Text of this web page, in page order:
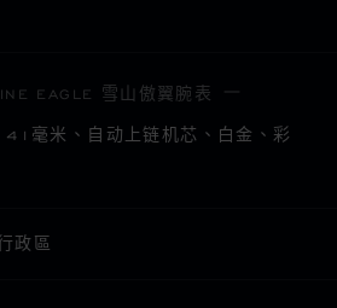
EAGLE 雪山傲翼腕表
毫米、自动上链机芯、白金、彩
政區
家/地区）